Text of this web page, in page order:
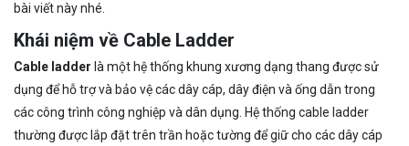
bài viết này nhé.
Khái niệm về Cable Ladder
Cable ladder là một hệ thống khung xương dạng thang được sử
dụng để hỗ trợ và bảo vệ các dây cáp, dây điện và ống dẫn trong
các công trình công nghiệp và dân dụng. Hệ thống cable ladder
thường được lắp đặt trên trần hoặc tường để giữ cho các dây cáp